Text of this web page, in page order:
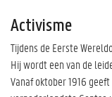
Activisme
Tijdens de Eerste
Hij wordt een van de
Vanaf oktober 1916